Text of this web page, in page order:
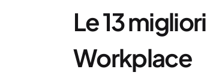
Le 13
Workplace